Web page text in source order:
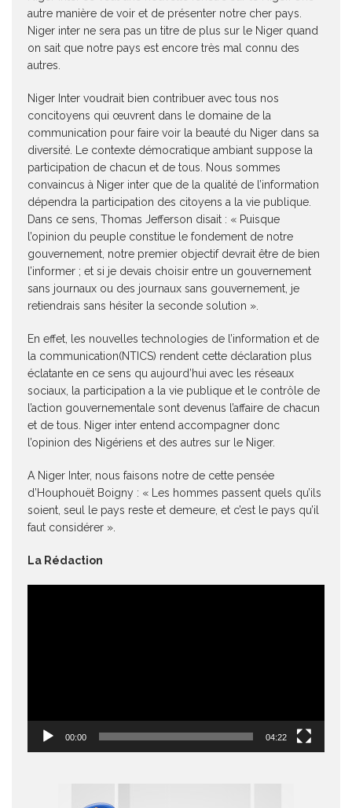
autre manière de voir et de présenter notre cher pays.
Niger inter ne sera pas un titre de plus sur le Niger quand
on sait que notre pays est encore très mal connu des
autres.
Niger Inter voudrait bien contribuer avec tous nos
concitoyens qui œuvrent dans le domaine de la
communication pour faire voir la beauté du Niger dans sa
diversité. Le contexte démocratique ambiant suppose la
participation de chacun et de tous. Nous sommes
convaincus à Niger inter que de la qualité de l’information
dépendra la participation des citoyens a la vie publique.
Dans ce sens, Thomas Jefferson disait : « Puisque
l’opinion du peuple constitue le fondement de notre
gouvernement, notre premier objectif devrait être de bien
l’informer ; et si je devais choisir entre un gouvernement
sans journaux ou des journaux sans gouvernement, je
retiendrais sans hésiter la seconde solution ».
En effet, les nouvelles technologies de l’information et de
la communication(NTICS) rendent cette déclaration plus
éclatante en ce sens qu aujourd’hui avec les réseaux
sociaux, la participation a la vie publique et le contrôle de
l’action gouvernementale sont devenus l’affaire de chacun
et de tous. Niger inter entend accompagner donc
l’opinion des Nigériens et des autres sur le Niger.
A Niger Inter, nous faisons notre de cette pensée
d’Houphouët Boigny : « Les hommes passent quels qu’ils
soient, seul le pays reste et demeure, et c’est le pays qu’il
faut considérer ».
La Rédaction
00:00 04:22